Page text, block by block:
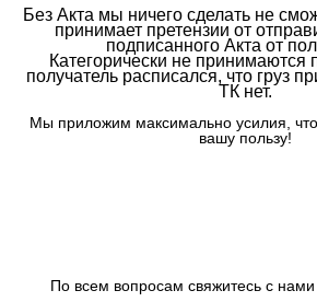
Без Акта мы ничего сделать не
принимает претензии от
подписанного Акта от
Категорически не принимаются
получатель расписался, что груз
ТК нет.
Мы приложим максимально усилия,
вашу пользу!
По всем вопросам свяжитесь с